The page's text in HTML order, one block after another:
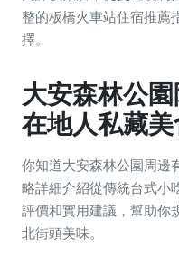
整的板橋火車站住宿推薦
擇。
大安森林公園
在地人私藏
你知道大安森林公園周邊
略詳細介紹從傳統台式小
評價和實用建議，幫助你
北街頭美味。